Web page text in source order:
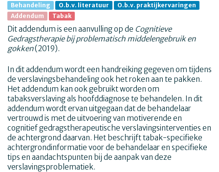
Behandeling O.b.v. literatuur
O.b.v. praktijkervaringen
Addendum
Tabak
Dit addendum is een aanvulling op de Cognitieve
Gedragstherapie bij problematisch middelengebruik en
gokken(2019).
In dit addendum wordt een handreiking gegeven om tijdens
de verslavingsbehandeling ook het roken aan te pakken.
Het addendum kan ook gebruikt worden om
tabaksverslaving als hoofddiagnose te behandelen. In dit
addendum wordt ervan uitgegaan dat de behandelaar
vertrouwd is met de uitvoering van motiverende en
cognitief gedragstherapeutische verslavingsinterventies en
de achtergrond daarvan. Het beschrijft tabak-specifieke
achtergrondinformatie voor de behandelaar en specifieke
tips en aandachtspunten bij de aanpak van deze
verslavingsproblematiek.